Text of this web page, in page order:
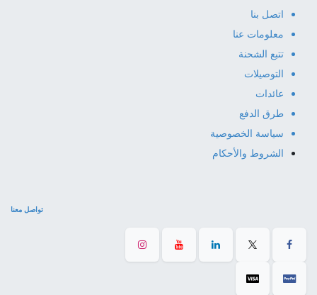
اتصل بنا
معلومات عنا
تتبع الشحنة
التوصيلات
عائدات
طرق الدفع
سياسة الخصوصية
الشروط والأحكام
تواصل معنا